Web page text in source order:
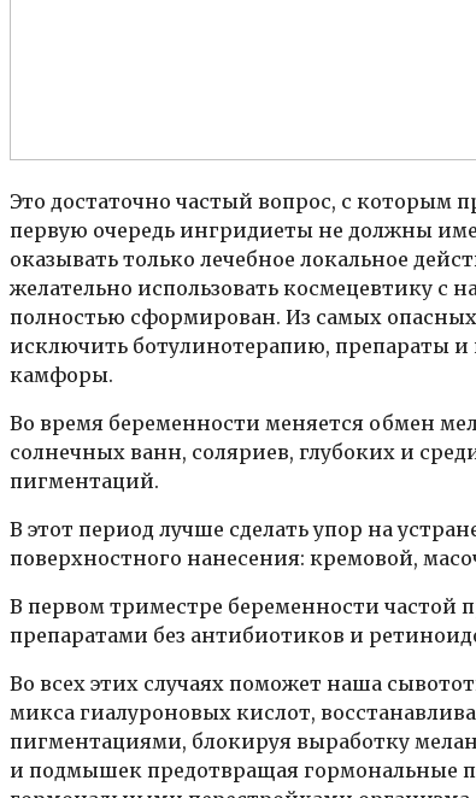
Это достаточно частый вопрос, с
первую очередь ингридиеты не должны
оказывать только лечебное локальное
желательно использовать космецевтику с
полностью сформирован. Из самых
исключить ботулинотерапию, препараты
камфоры.
Во время беременности меняется обмен
солнечных ванн, соляриев, глубоких и
пигментаций.
В этот период лучше сделать упор на
поверхностного нанесения: кремовой,
В первом триместре беременности частой
препаратами без антибиотиков и
Во всех этих случаях поможет наша
микса гиалуроновых кислот,
пигментациями, блокируя выработку
и подмышек предотвращая гормональные